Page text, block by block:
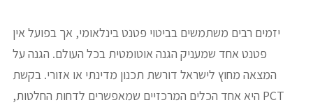
יזמים רבים משתמשים בביטוי פטנט בינלאומי, אך בפועל אין
פטנט אחד שמעניק הגנה אוטומטית בכל העולם. הגנה על
המצאה מחוץ לישראל דורשת תכנון מדינתי או אזורי. בקשת
PCT היא אחד הכלים המרכזיים שמאפשרים לדחות החלטות,